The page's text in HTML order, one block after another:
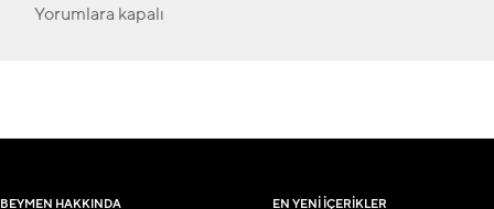
Yorumlara kapalı
BEYMEN HAKKINDA EN YENİ İÇERİKLER